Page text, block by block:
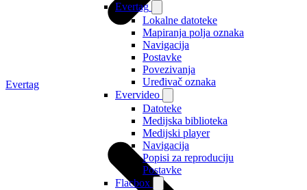
Evertag
Lokalne datoteke
Mapiranja polja oznaka
Navigacija
Postavke
Povezivanja
Uređivač oznaka
Evervideo
Datoteke
Medijska biblioteka
Medijski player
Navigacija
Popisi za reproduciju
Postavke
Flacbox
Evertag